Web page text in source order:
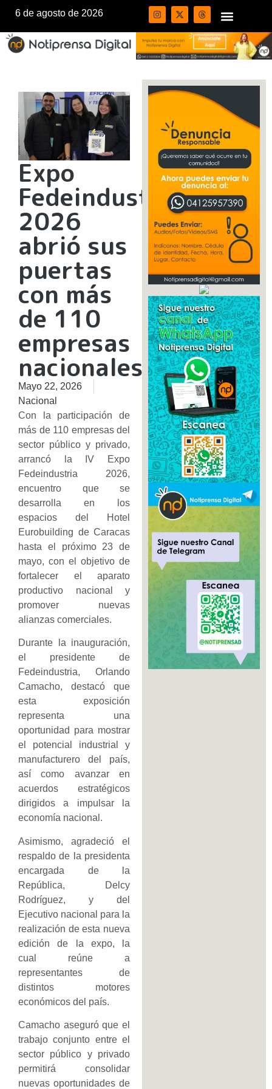
6 de agosto de 2026
Expo
Fedeindustria
2026
abrió sus
puertas
con más
de 110
empresas
nacionales
Mayo 22, 2026
Nacional
Con la participación de
más de 110 empresas del
sector público y privado,
arrancó la IV Expo
Fedeindustria 2026,
encuentro que se
desarrolla en los
espacios del Hotel
Eurobuilding de Caracas
hasta el próximo 23 de
mayo, con el objetivo de
fortalecer el aparato
productivo nacional y
promover nuevas
alianzas comerciales.
Durante la inauguración,
el presidente de
Fedeindustria, Orlando
Camacho, destacó que
esta exposición
representa una
oportunidad para mostrar
el potencial industrial y
manufacturero del país,
así como avanzar en
acuerdos estratégicos
dirigidos a impulsar la
economía nacional.
Asimismo, agradeció el
respaldo de la presidenta
encargada de la
República, Delcy
Rodríguez, y del
Ejecutivo nacional para la
realización de esta nueva
edición de la expo, la
cual reúne a
representantes de
distintos motores
económicos del país.
Camacho aseguró que el
trabajo conjunto entre el
sector público y privado
permitirá consolidar
nuevas oportunidades de